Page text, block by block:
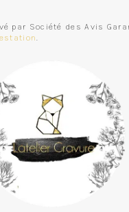
par Société des Avis
.